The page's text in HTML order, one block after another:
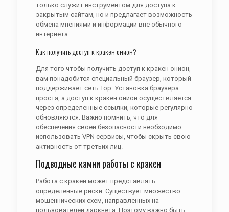
только служит инструментом для доступа к
закрытым сайтам, но и предлагает возможность
обмена мнениями и информации вне обычного
интернета.
Как получить доступ к кракен онион?
Для того чтобы получить доступ к кракен онион,
вам понадобится специальный браузер, который
поддерживает сеть Тор. Установка браузера
проста, а доступ к кракен онион осуществляется
через определенные ссылки, которые регулярно
обновляются. Важно помнить, что для
обеспечения своей безопасности необходимо
использовать VPN сервисы, чтобы скрыть свою
активность от третьих лиц.
Подводные камни работы с кракен
Работа с кракен может представлять
определённые риски. Существует множество
мошеннических схем, направленных на
пользователей даркнета. Поэтому важно быть